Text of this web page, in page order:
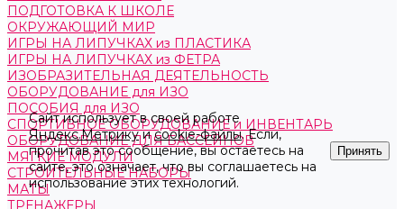
ПОДГОТОВКА К ШКОЛЕ
ОКРУЖАЮЩИЙ МИР
ИГРЫ НА ЛИПУЧКАХ из ПЛАСТИКА
ИГРЫ НА ЛИПУЧКАХ из ФЕТРА
ИЗОБРАЗИТЕЛЬНАЯ ДЕЯТЕЛЬНОСТЬ
ОБОРУДОВАНИЕ для ИЗО
ПОСОБИЯ для ИЗО
СПОРТИВНОЕ ОБОРУДОВАНИЕ и ИНВЕНТАРЬ
ОБОРУДОВАНИЕ ДЛЯ БАССЕЙНОВ
МЯГКИЕ МОДУЛИ
СТРОИТЕЛЬНЫЕ НАБОРЫ
МАТЫ
ТРЕНАЖЕРЫ
Сайт использует в своей работе
Яндекс.Метрикуиcookie-файлы. Если,
прочитав это сообщение, вы остаетесь на
сайте, это означает, что вы соглашаетесь на
использование этих технологий.
Принять